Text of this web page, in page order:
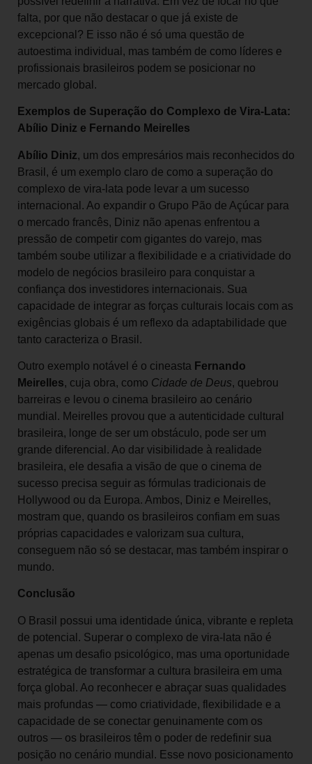
falta, por que não destacar o que já existe de
excepcional? E isso não é só uma questão de
autoestima individual, mas também de como líderes e
profissionais brasileiros podem se posicionar no
mercado global.
Exemplos de Superação do Complexo de Vira-Lata:
Abílio Diniz e Fernando Meirelles
Abílio Diniz, um dos empresários mais reconhecidos do
Brasil, é um exemplo claro de como a superação do
complexo de vira-lata pode levar a um sucesso
internacional. Ao expandir o Grupo Pão de Açúcar para
o mercado francês, Diniz não apenas enfrentou a
pressão de competir com gigantes do varejo, mas
também soube utilizar a flexibilidade e a criatividade do
modelo de negócios brasileiro para conquistar a
confiança dos investidores internacionais. Sua
capacidade de integrar as forças culturais locais com as
exigências globais é um reflexo da adaptabilidade que
tanto caracteriza o Brasil.
Outro exemplo notável é o cineasta Fernando
Meirelles, cuja obra, como Cidade de Deus, quebrou
barreiras e levou o cinema brasileiro ao cenário
mundial. Meirelles provou que a autenticidade cultural
brasileira, longe de ser um obstáculo, pode ser um
grande diferencial. Ao dar visibilidade à realidade
brasileira, ele desafia a visão de que o cinema de
sucesso precisa seguir as fórmulas tradicionais de
Hollywood ou da Europa. Ambos, Diniz e Meirelles,
mostram que, quando os brasileiros confiam em suas
próprias capacidades e valorizam sua cultura,
conseguem não só se destacar, mas também inspirar o
mundo.
Conclusão
O Brasil possui uma identidade única, vibrante e repleta
de potencial. Superar o complexo de vira-lata não é
apenas um desafio psicológico, mas uma oportunidade
estratégica de transformar a cultura brasileira em uma
força global. Ao reconhecer e abraçar suas qualidades
mais profundas — como criatividade, flexibilidade e a
capacidade de se conectar genuinamente com os
outros — os brasileiros têm o poder de redefinir sua
posição no cenário mundial. Esse novo posicionamento